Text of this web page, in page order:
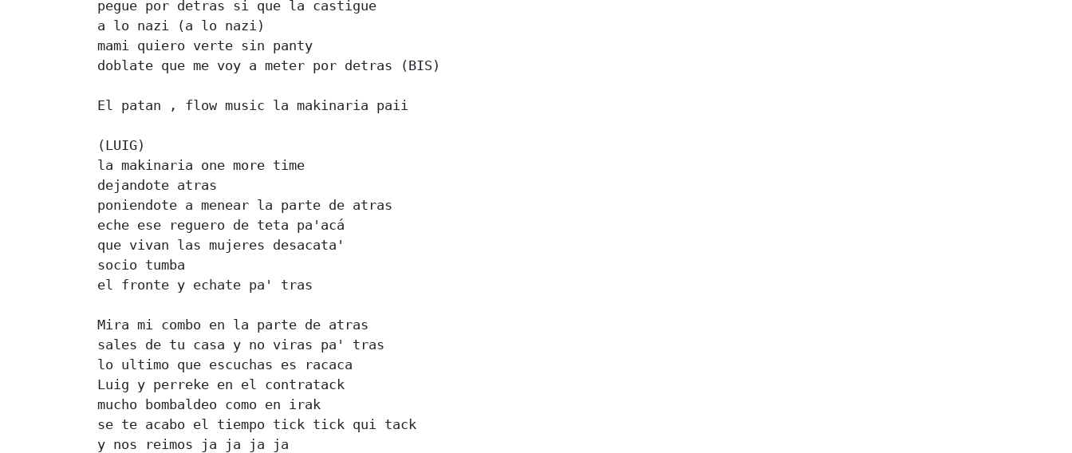
pegue por detras si que la castigue
a lo nazi (a lo nazi)
mami quiero verte sin panty
doblate que me voy a meter por detras (BIS)
El patan , flow music la makinaria paii
(LUIG)
la makinaria one more time
dejandote atras
poniendote a menear la parte de atras
eche ese reguero de teta pa'acá
que vivan las mujeres desacata'
socio tumba
el fronte y echate pa' tras
Mira mi combo en la parte de atras
sales de tu casa y no viras pa' tras
lo ultimo que escuchas es racaca
Luig y perreke en el contratack
mucho bombaldeo como en irak
se te acabo el tiempo tick tick qui tack
y nos reimos ja ja ja ja